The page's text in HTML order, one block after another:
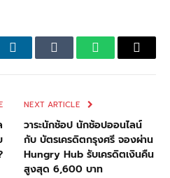
LinkedInTumblrWhatsApp
Email
NEXT ARTICLE
วาระนักช้อป นักช้อปออนไลน์
กับ บัตรเครดิตกรุงศรี จองผ่าน
Hungry Hub รับเครดิตเงินคืน
สูงสุด 6,600 บาท